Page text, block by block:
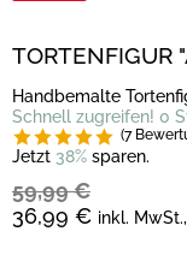
TORTENFIGUR
Handbemalte
Schnell zugreifen! 0
(7
Jetzt 38% sparen.
59,99 €
36,99 € inkl. MwSt.,